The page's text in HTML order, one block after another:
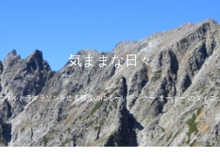
気ままな日々
ウルトラマラソンを走る程度のゆるーいランナー”まーぶー”のダイエ